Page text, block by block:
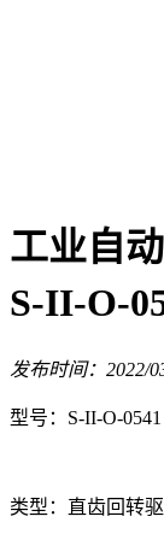
工业自
S-II-O-
发布时间：2022/
型号：S-II-O-0541
类型：直齿回转